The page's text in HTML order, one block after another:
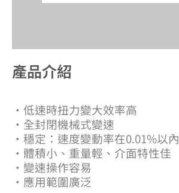
產品介紹​
‧ 低速時扭力變大效率高
‧全封閉機械式變速
‧穩定：速度變動率在0.01%以內
‧體積小、重量輕、介面特性佳
‧變速操作容易
‧應用範圍廣泛